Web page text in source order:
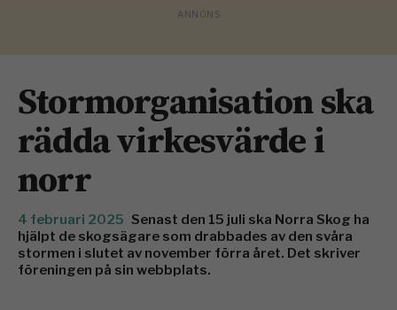
Stormorganisation ska
rädda virkesvärde i
norr
4 februari 2025 Senast den 15 juli ska Norra Skog ha
hjälpt de skogsägare som drabbades av den svåra
stormen i slutet av november förra året. Det skriver
föreningen på sin webbplats.